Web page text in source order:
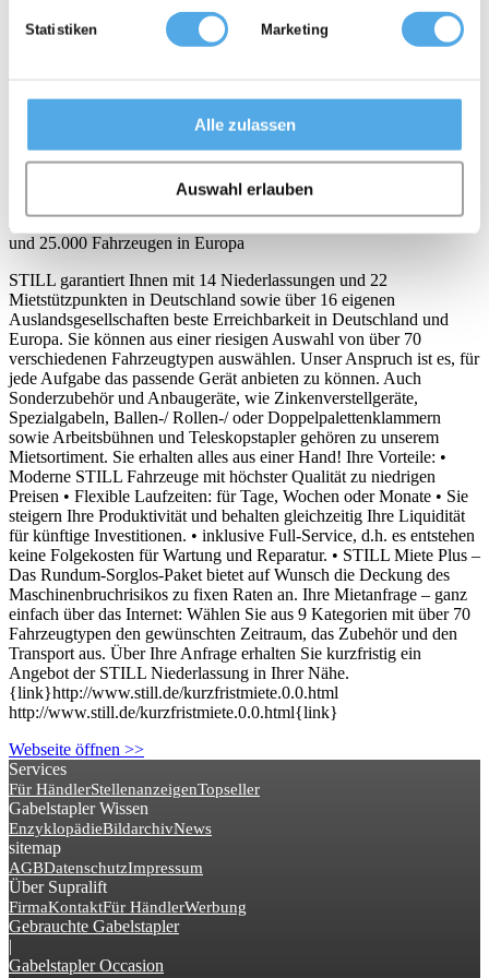
Statistiken Marketing
Alle zulassen
Auswahl erlauben
Gebrauchtgeräteklassifizierung in Gold, Silber und Bronze. Sie ist
ein europaweit einheitliches System, das jedes Gebrauchtgerät nach
Gerätealter und (Zustand der) Batterie kategorisiert.
{link}www.still.de/de_usedseal.0.0.html
www.still.de/de_usedseal.0.0.html{link}
STILL – Mietgeräte, Gebrauchtgeräte, Neugeräte, Service,
Software, Dienstleistungen
Höchste Verfügbarkeit mit über 7.000 Fahrzeugen in Deutschland
und 25.000 Fahrzeugen in Europa
STILL garantiert Ihnen mit 14 Niederlassungen und 22
Mietstützpunkten in Deutschland sowie über 16 eigenen
Auslandsgesellschaften beste Erreichbarkeit in Deutschland und
Europa. Sie können aus einer riesigen Auswahl von über 70
verschiedenen Fahrzeugtypen auswählen. Unser Anspruch ist es, für
jede Aufgabe das passende Gerät anbieten zu können. Auch
Sonderzubehör und Anbaugeräte, wie Zinkenverstellgeräte,
Spezialgabeln, Ballen-/ Rollen-/ oder Doppelpalettenklammern
sowie Arbeitsbühnen und Teleskopstapler gehören zu unserem
Mietsortiment. Sie erhalten alles aus einer Hand! Ihre Vorteile: •
Moderne STILL Fahrzeuge mit höchster Qualität zu niedrigen
Preisen • Flexible Laufzeiten: für Tage, Wochen oder Monate • Sie
steigern Ihre Produktivität und behalten gleichzeitig Ihre Liquidität
für künftige Investitionen. • inklusive Full-Service, d.h. es entstehen
keine Folgekosten für Wartung und Reparatur. • STILL Miete Plus –
Das Rundum-Sorglos-Paket bietet auf Wunsch die Deckung des
Maschinenbruchrisikos zu fixen Raten an. Ihre Mietanfrage – ganz
einfach über das Internet: Wählen Sie aus 9 Kategorien mit über 70
Fahrzeugtypen den gewünschten Zeitraum, das Zubehör und den
Transport aus. Über Ihre Anfrage erhalten Sie kurzfristig ein
Angebot der STILL Niederlassung in Ihrer Nähe.
{link}http://www.still.de/kurzfristmiete.0.0.html
http://www.still.de/kurzfristmiete.0.0.html{link}
Webseite öffnen >>
Services
Für HändlerStellenanzeigenTopseller
Gabelstapler Wissen
EnzyklopädieBildarchivNews
sitemap
AGBDatenschutzImpressum
Über Supralift
FirmaKontaktFür HändlerWerbung
Gebrauchte Gabelstapler
|
Gabelstapler Occasion